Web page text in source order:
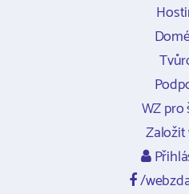
WZ pro
/